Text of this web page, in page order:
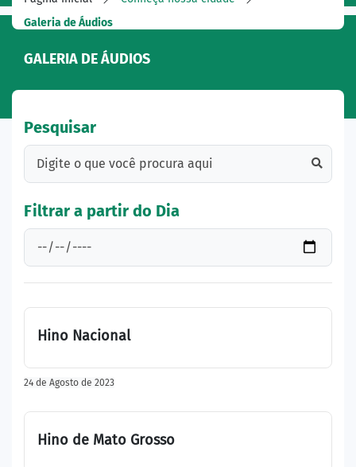
Galeria de Áudios
GALERIA DE ÁUDIOS
Pesquisar
Filtrar a partir do Dia
Hino Nacional
24 de Agosto de 2023
Hino de Mato Grosso